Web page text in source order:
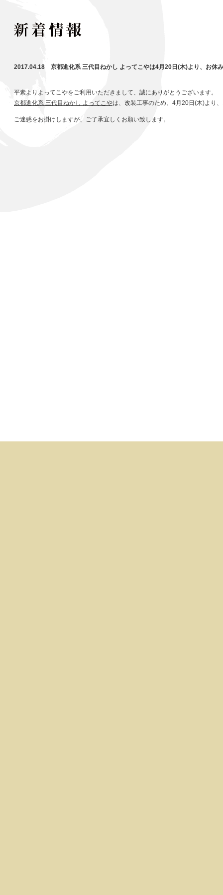
2017.04.18 京都進化系 三代目ねかし よってこやは4月20日(木)より、お休
平素よりよってこやをご利用いただきまして、誠にありがとうございます。
京都進化系 三代目ねかし よってこやは、改装工事のため、4月20日(木)より
ご迷惑をお掛けしますが、ご了承宜しくお願い致します。